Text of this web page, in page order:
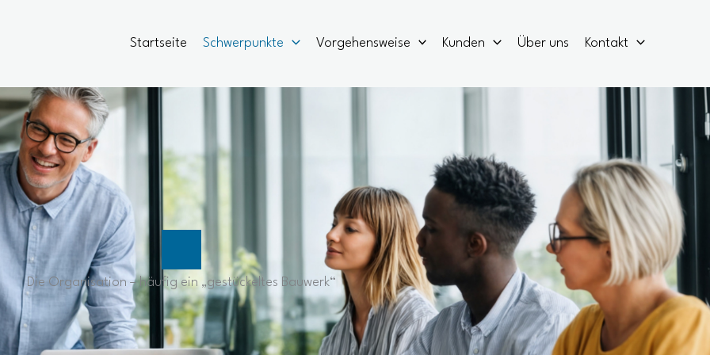
Startseite Schwerpunkte Vorgehensweise Kunden Über uns Kontakt
Die Organisation – häufig ein „gestückeltes Bauwerk“